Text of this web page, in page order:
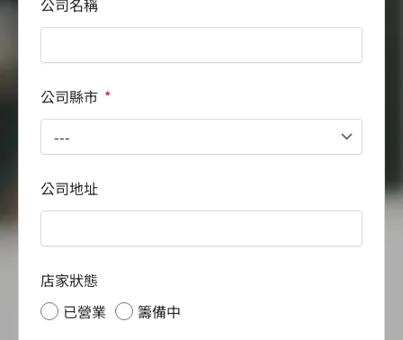
公司名稱
公司縣市
公司地址
店家狀態
已營業
籌備中